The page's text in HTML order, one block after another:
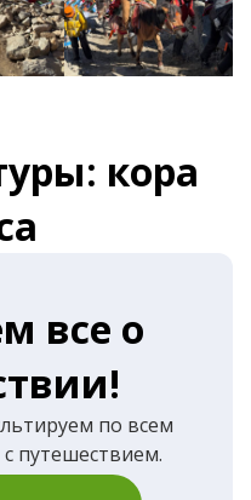
кора
все о
по всем
путешествием.